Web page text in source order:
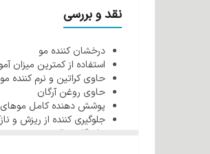
کراتین اصلی ترین بخش مو می
روغن آرگان می باشند و هنگام
از دیگر ویژگی های رنگ مو
رنگ مو ئاوایی به خوبی جذب
شرکت طوبی گل در تولید رنگ
روغن آرگان از خشکی پوست
نقد و بررسی
درخشان کننده مو
استفاده از کمترین میزان
حاوی کراتین و نرم کننده مو
حاوی روغن آرگان
پوشش دهنده کامل
جلوگیری کننده از ریزش و
ماندگاری بالا